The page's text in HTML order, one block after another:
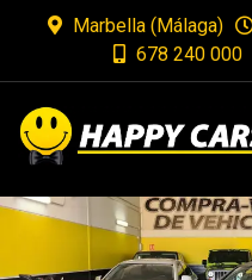
Marbella (Málaga)
678 240 000